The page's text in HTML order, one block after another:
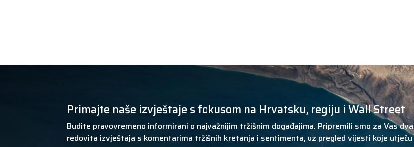
Primajte naše izvještaje s fokusom na Hrvatsku, regiju i Wall Street
Budite pravovremeno informirani o najvažnijim tržišnim događajima. Pripremili smo za Vas dva
redovita izvještaja s komentarima tržišnih kretanja i sentimenta, uz pregled vijesti koje utječu